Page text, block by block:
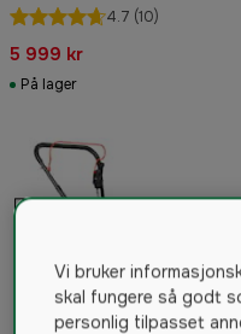
4.7 (10)
5 999 kr
På lager
Vi bruker
skal fungere så godt
personlig tilpasset